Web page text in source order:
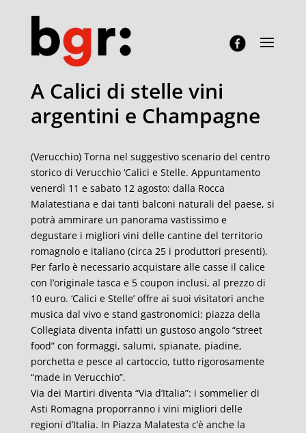
A Calici di stelle vini
argentini e Champagne
(Verucchio) Torna nel suggestivo scenario del centro
storico di Verucchio ‘Calici e Stelle. Appuntamento
venerdì 11 e sabato 12 agosto: dalla Rocca
Malatestiana e dai tanti balconi naturali del paese, si
potrà ammirare un panorama vastissimo e
degustare i migliori vini delle cantine del territorio
romagnolo e italiano (circa 25 i produttori presenti).
Per farlo è necessario acquistare alle casse il calice
con l’originale tasca e 5 coupon inclusi, al prezzo di
10 euro. ‘Calici e Stelle’ offre ai suoi visitatori anche
musica dal vivo e stand gastronomici: piazza della
Collegiata diventa infatti un gustoso angolo “street
food” con formaggi, salumi, spianate, piadine,
porchetta e pesce al cartoccio, tutto rigorosamente
“made in Verucchio”.
Via dei Martiri diventa “Via d’Italia”: i sommelier di
Asti Romagna proporranno i vini migliori delle
regioni d’Italia. In Piazza Malatesta c’è anche la